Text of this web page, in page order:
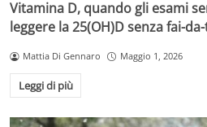
Vitamina D, quando gli esami
leggere la 25(OH)D senza fai-
Mattia Di Gennaro Maggio 1, 2026
Leggi di più